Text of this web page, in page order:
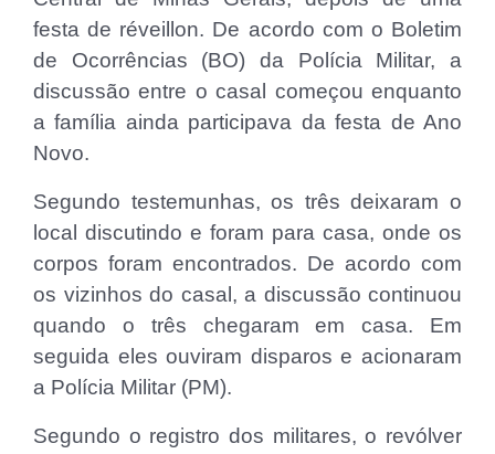
festa de réveillon. De acordo com o Boletim
de Ocorrências (BO) da Polícia Militar, a
discussão entre o casal começou enquanto
a família ainda participava da festa de Ano
Novo.
Segundo testemunhas, os três deixaram o
local discutindo e foram para casa, onde os
corpos foram encontrados. De acordo com
os vizinhos do casal, a discussão continuou
quando o três chegaram em casa. Em
seguida eles ouviram disparos e acionaram
a Polícia Militar (PM).
Segundo o registro dos militares, o revólver